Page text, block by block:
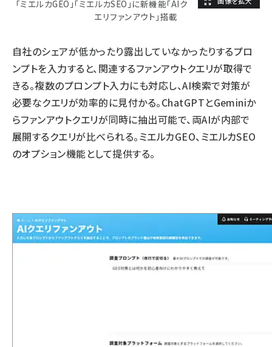
「ミエルカGEO」「ミエルカSEO」に新機能「AIク
エリファンアウト」搭載
自社のシェアが低かったり露出していなかったりするプロ
ンプトを入力すると、関連するファンアウトクエリが取得で
きる。複数のプロンプト入力にも対応し、AI検索で対策が
必要なクエリが効率的に見付かる。ChatGPTとGeminiか
らファンアウトクエリが同時に抽出可能で、両AIが内部で
展開するクエリが比べられる。ミエルカGEO、ミエルカSEO
のオプション機能として提供する。